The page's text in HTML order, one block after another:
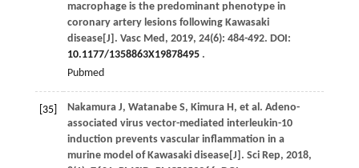
macrophage is the predominant phenotype in
coronary artery lesions following Kawasaki
disease[J]. Vasc Med, 2019, 24(6): 484-492. DOI:
10.1177/1358863X19878495.
Pubmed
[35] Nakamura J, Watanabe S, Kimura H, et al. Adeno-
associated virus vector-mediated interleukin-10
induction prevents vascular inflammation in a
murine model of Kawasaki disease[J]. Sci Rep, 2018,